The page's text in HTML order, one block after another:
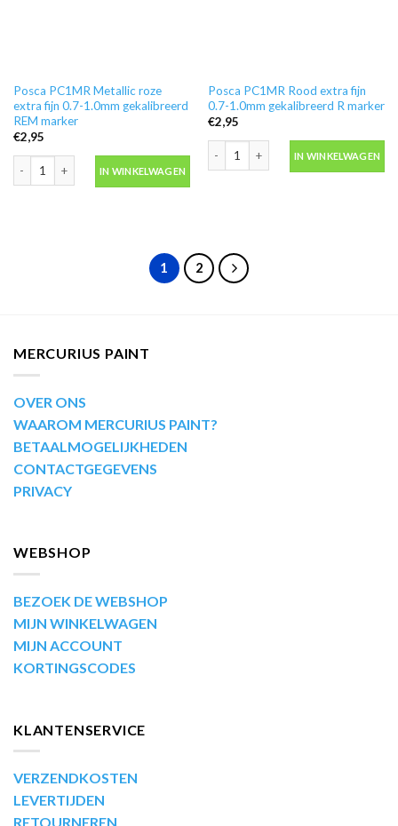
Posca PC1MR Metallic roze
extra fijn 0.7-1.0mm gekalibreerd
REM marker
€2,95
Posca PC1MR Metallic roze extra fijn 0.7-1.0mm gekalibreerd REM marker
IN WINKELWAGEN
Posca PC1MR Rood extra fijn
0.7-1.0mm gekalibreerd R marker
€2,95
IN WINKELWAGEN
1 2
MERCURIUS PAINT
OVER ONS
WAAROM MERCURIUS PAINT?
BETAALMOGELIJKHEDEN
CONTACTGEGEVENS
PRIVACY
WEBSHOP
BEZOEK DE WEBSHOP
MIJN WINKELWAGEN
MIJN ACCOUNT
KORTINGSCODES
KLANTENSERVICE
VERZENDKOSTEN
LEVERTIJDEN
RETOURNEREN